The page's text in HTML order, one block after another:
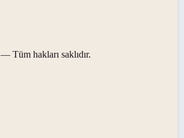
— Tüm hakları saklıdır.